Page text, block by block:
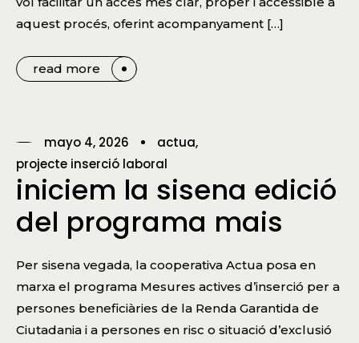
aquest procés, oferint acompanyament […]
read more
mayo 4, 2026
actua
projecte inserció laboral
iniciem la sisena edició
del programa mais
Per sisena vegada, la cooperativa Actua posa en
marxa el programa Mesures actives d’inserció per a
persones beneficiàries de la Renda Garantida de
Ciutadania i a persones en risc o situació d’exclusió